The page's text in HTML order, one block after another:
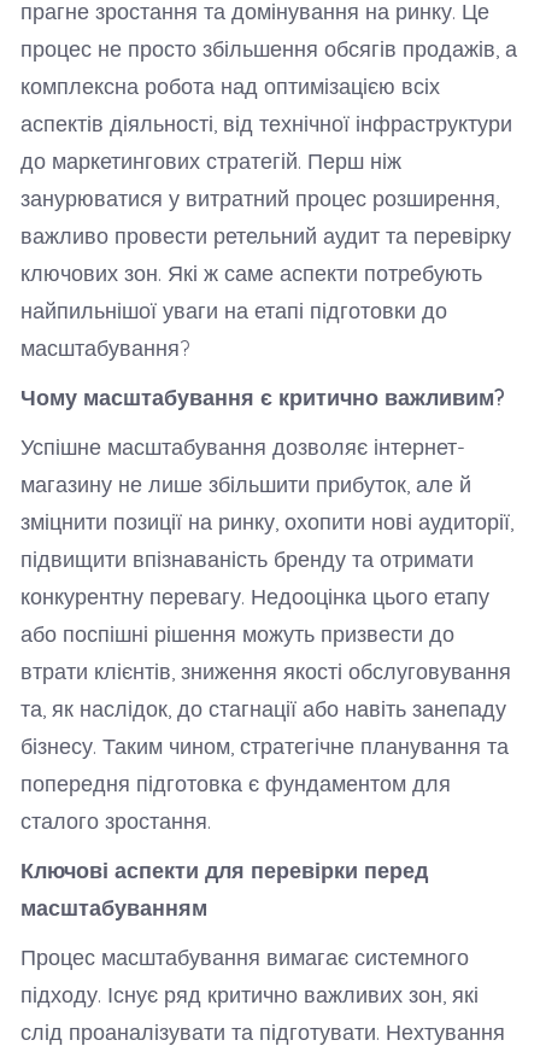
прагне зростання та домінування на ринку. Це
процес не просто збільшення обсягів продажів, а
комплексна робота над оптимізацією всіх
аспектів діяльності, від технічної інфраструктури
до маркетингових стратегій. Перш ніж
занурюватися у витратний процес розширення,
важливо провести ретельний аудит та перевірку
ключових зон. Які ж саме аспекти потребують
найпильнішої уваги на етапі підготовки до
масштабування?
Чому масштабування є критично важливим?
Успішне масштабування дозволяє інтернет-
магазину не лише збільшити прибуток, але й
зміцнити позиції на ринку, охопити нові аудиторії,
підвищити впізнаваність бренду та отримати
конкурентну перевагу. Недооцінка цього етапу
або поспішні рішення можуть призвести до
втрати клієнтів, зниження якості обслуговування
та, як наслідок, до стагнації або навіть занепаду
бізнесу. Таким чином, стратегічне планування та
попередня підготовка є фундаментом для
сталого зростання.
Ключові аспекти для перевірки перед
масштабуванням
Процес масштабування вимагає системного
підходу. Існує ряд критично важливих зон, які
слід проаналізувати та підготувати. Нехтування